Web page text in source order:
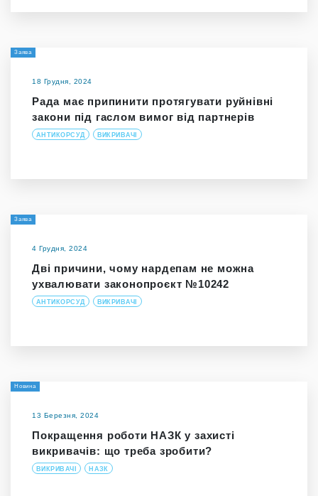
Заява
18 Грудня, 2024
Рада має припинити протягувати руйнівні
закони під гаслом вимог від партнерів
АНТИКОРСУД ВИКРИВАЧІ
Заява
4 Грудня, 2024
Дві причини, чому нардепам не можна
ухвалювати законопроєкт №10242
АНТИКОРСУД ВИКРИВАЧІ
Новина
13 Березня, 2024
Покращення роботи НАЗК у захисті
викривачів: що треба зробити?
ВИКРИВАЧІ НАЗК